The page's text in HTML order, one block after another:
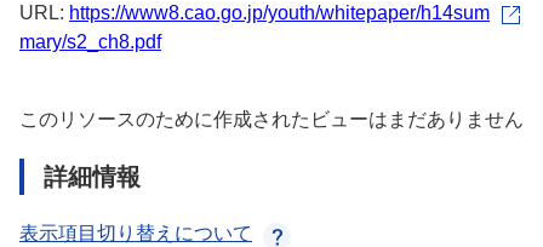
URL: https://www8.cao.go.jp/youth/whitepaper/h14sum
mary/s2_ch8.pdf
このリソースのために作成されたビューはまだありません
詳細情報
表示項目切り替えについて